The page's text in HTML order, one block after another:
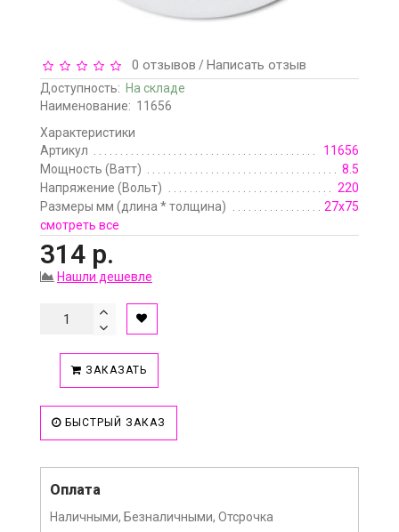
0 отзывов /Написать отзыв
Доступность: На складе
Наименование: 11656
Характеристики
Артикул
11656
Мощность (Ватт)
8.5
Напряжение (Вольт)
220
Размеры мм (длина * толщина)
27х75
смотреть все
314 р.
Нашли дешевле
ЗАКАЗАТЬ
БЫСТРЫЙ ЗАКАЗ
Оплата
Наличными, Безналичными, Отсрочка